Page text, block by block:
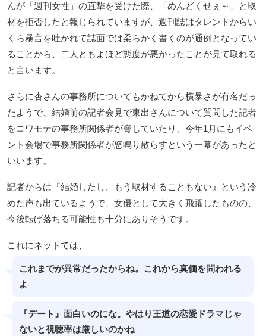
んが「週刊女性」の直撃を受けた際、「めんどくせぇ～」と取
材を拒否したと報じられていますが、週刊誌はタレントからい
くら暴言を吐かれて誌面では柔らかく書くのが通例となってい
ることから、二人ともよほど態度が悪かったことが見て取れる
と言います。
さらに杏さんの事務所についてもかねてから横暴さが有名だっ
たようで、結婚前の記者会見で東出さんについて質問した記者
をコワモテの事務所関係者が脅していたり、今年1月にもイベ
ント会場で事務所関係者が怒鳴り散らすという一幕があったと
いいます。
記者からは『結婚したし、もう取材することもない』という冷
めた声も出ているようで、女優として大きく飛躍したものの、
今後転げ落ちる可能性も十分にありそうです。
これにネットでは、
これまでが異常だったからね。これから真価を問われる
よ
『デート』面白いのにな。やはり王道の恋愛ドラマじゃ
ないと視聴率は厳しいのかね